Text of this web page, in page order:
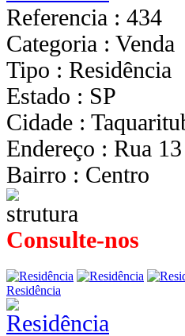
Referencia : 434
Categoria : Venda
Tipo : Residência
Estado : SP
Cidade :
Endereço : Rua
Bairro : Centro
Consulte-nos
Residência